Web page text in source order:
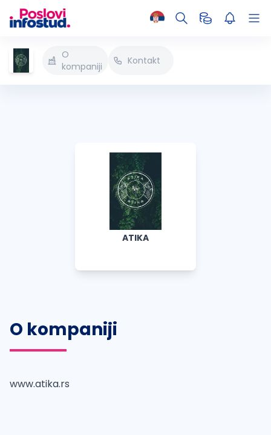
O
kompaniji
Kontakt
ATIKA
O kompaniji
www.atika.rs